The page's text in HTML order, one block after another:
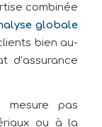
combinée
globale
bien au-
d’assurance
mesure pas
ou à la